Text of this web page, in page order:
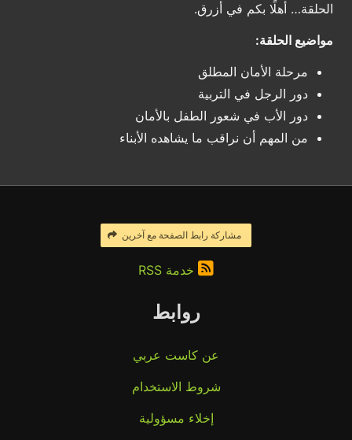
الحلقة… أهلًا بكم في أزرق.
مواضيع الحلقة:
مرحلة الأمان المطلق
دور الرجل في التربية
دور الأب في شعور الطفل بالأمان
من المهم أن نراقب ما يشاهده الأبناء
مشاركة رابط الصفحة مع آخرين
خدمة RSS
روابط
عن كاست عربي
شروط الاستخدام
إخلاء مسؤولية